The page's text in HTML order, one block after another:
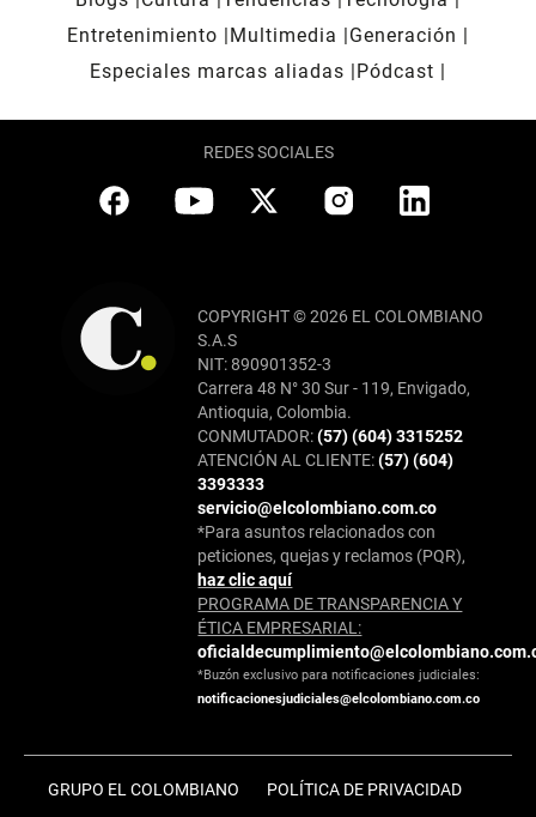
Entretenimiento
Multimedia
Generación
Especiales marcas aliadas
Pódcast
REDES SOCIALES
COPYRIGHT © 2026 EL COLOMBIANO
S.A.S
NIT: 890901352-3
Carrera 48 N° 30 Sur - 119, Envigado,
Antioquia, Colombia.
CONMUTADOR:(57) (604) 3315252
ATENCIÓN AL CLIENTE:(57) (604)
3393333
servicio@elcolombiano.com.co
*Para asuntos relacionados con
peticiones, quejas y reclamos (PQR),
haz clic aquí
PROGRAMA DE TRANSPARENCIA Y
ÉTICA EMPRESARIAL:
*Buzón exclusivo para notificaciones judiciales:
notificacionesjudiciales@elcolombiano.com.co
GRUPO EL COLOMBIANO POLÍTICA DE PRIVACIDAD